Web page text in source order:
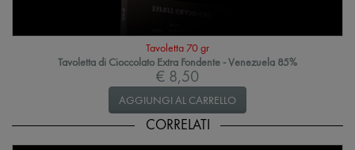
Tavoletta 70 gr
Tavoletta di Cioccolato Extra Fondente - Venezuela 85%
€ 8,50
AGGIUNGI AL CARRELLO